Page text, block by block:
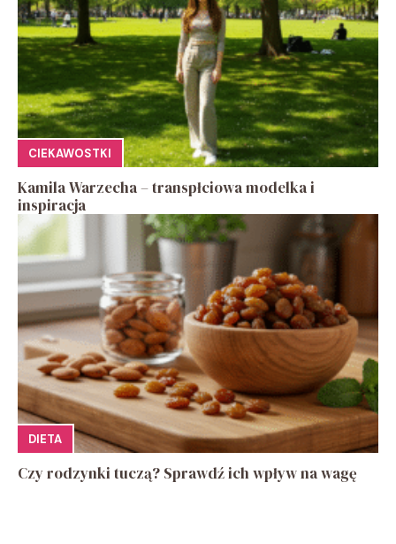
CIEKAWOSTKI
Kamila Warzecha – transpłciowa modelka i
inspiracja
DIETA
Czy rodzynki tuczą? Sprawdź ich wpływ na wagę